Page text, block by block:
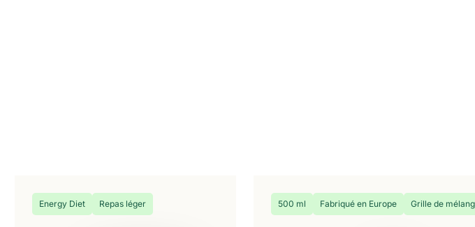
Energy Diet Repas léger 500 ml Fabriqué en Europe Grille de